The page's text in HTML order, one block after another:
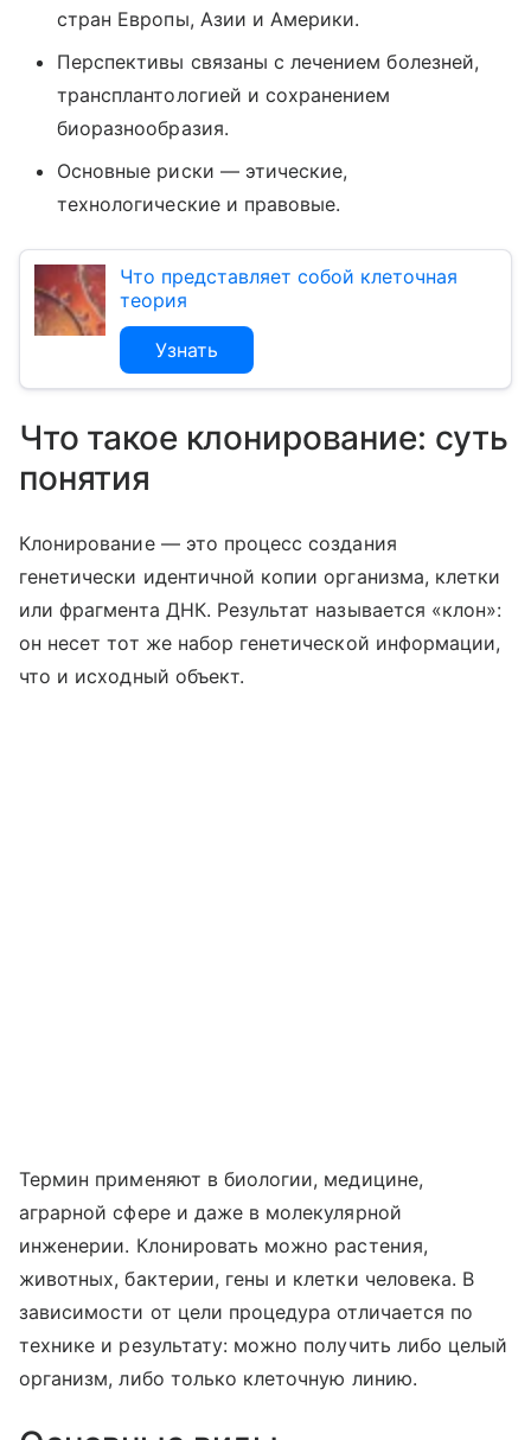
стран Европы, Азии и Америки.
Перспективы связаны с лечением болезней,
трансплантологией и сохранением
биоразнообразия.
Основные риски — этические,
технологические и правовые.
Что представляет собой клеточная
теория
Узнать
Что такое клонирование: суть
понятия
Клонирование — это процесс создания
генетически идентичной копии организма, клетки
или фрагмента ДНК. Результат называется «клон»:
он несет тот же набор генетической информации,
что и исходный объект.
Термин применяют в биологии, медицине,
аграрной сфере и даже в молекулярной
инженерии. Клонировать можно растения,
животных, бактерии, гены и клетки человека. В
зависимости от цели процедура отличается по
технике и результату: можно получить либо целый
организм, либо только клеточную линию.